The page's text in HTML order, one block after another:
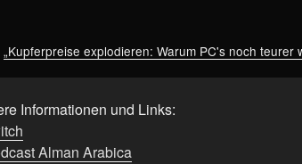
„Kupferpreise explodieren: Warum PC's noch teurer
Informationen und Links:
Alman Arabica